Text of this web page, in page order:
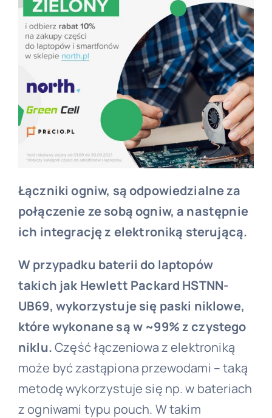
Łączniki ogniw, są odpowiedzialne za
połączenie ze sobą ogniw, a następnie
ich integrację z elektroniką sterującą.
W przypadku baterii do laptopów
takich jak Hewlett Packard HSTNN-
UB69, wykorzystuje się paski niklowe,
które wykonane są w ~99% z czystego
niklu.Część łączeniowa z elektroniką
może być zastąpiona przewodami – taką
metodę wykorzystuje się np. w bateriach
z ogniwami typu pouch. W takim